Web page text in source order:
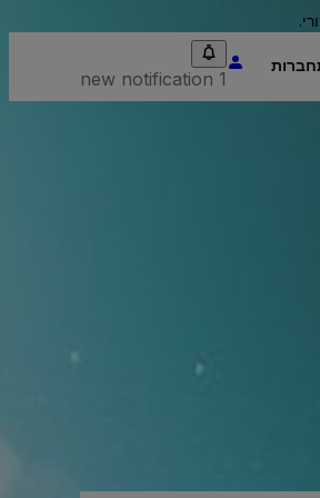
1 new notification